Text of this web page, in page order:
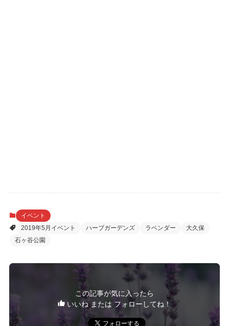
イベント
2019年5月イベント
ハーブガーデンズ ラベンダー
大久保
石ヶ谷公園
この記事が気に入ったら
いいね または フォローしてね！